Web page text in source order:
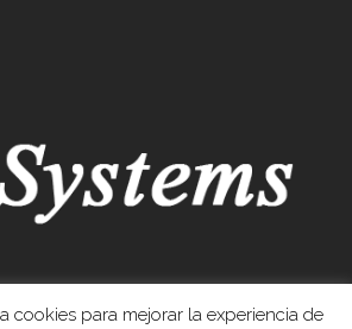
cookies para mejorar la experiencia de